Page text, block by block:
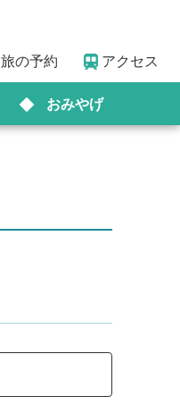
旅の予約 アクセス
おみやげ